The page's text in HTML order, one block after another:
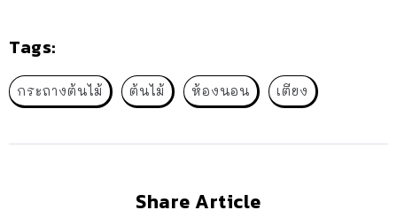
Tags:
กระถางต้นไม้ ต้นไม้ ห้องนอน เตียง
Share Article